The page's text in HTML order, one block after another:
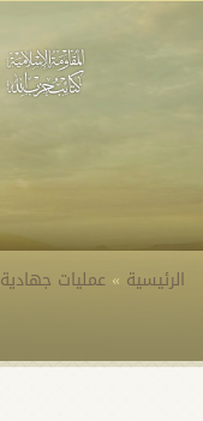
الرئيسية » عمليات جهادية